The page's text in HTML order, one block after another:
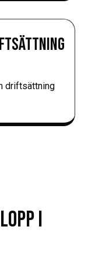
driftsättning
I